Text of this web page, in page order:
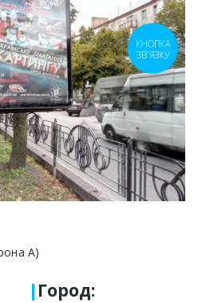
А)
Город:
КНОПКА
ЗВ'ЯЗКУ